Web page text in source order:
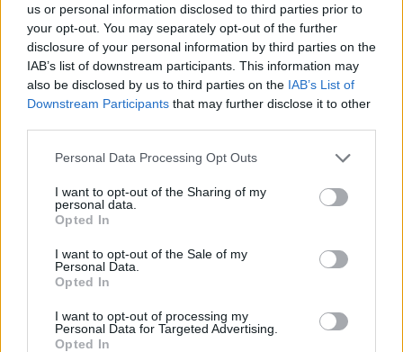
us or personal information disclosed to third parties prior to
your opt-out. You may separately opt-out of the further
disclosure of your personal information by third parties on the
IAB’s list of downstream participants. This information may
also be disclosed by us to third parties on the IAB’s List of
Downstream Participants that may further disclose it to other
Please note that this website/app uses one or more Google
not limited to your visit or usage behaviour. You may click to
grant or deny consent to Google and its third-party tags to
use your data for below specified purposes in below Google
consent section.
Personal Data Processing Opt Outs
I want to opt-out of the Sharing of my
personal data.
Opted In
I want to opt-out of the Sale of my
Personal Data.
Opted In
I want to opt-out of processing my
Personal Data for Targeted Advertising.
Opted In
kormánymegbízottak lesznek vármegyék és
ispánok helyett.
demokrácia elleni példátlan támadásról
beszélt, és bejelentették, hogy bojkottálják a
szavazást, már a részletes vitában sem vesznek